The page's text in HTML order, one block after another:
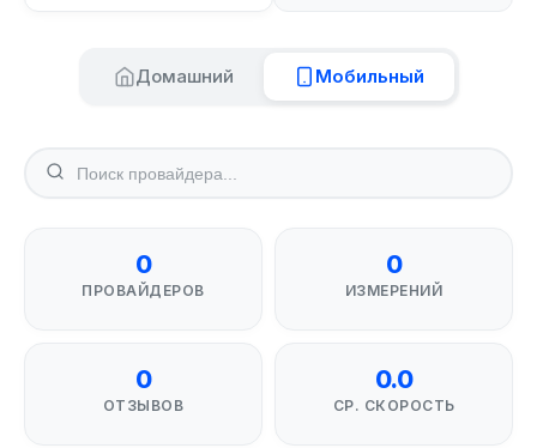
Домашний Мобильный
0
ПРОВАЙДЕРОВ
0
ИЗМЕРЕНИЙ
0
ОТЗЫВОВ
0.0
СР. СКОРОСТЬ